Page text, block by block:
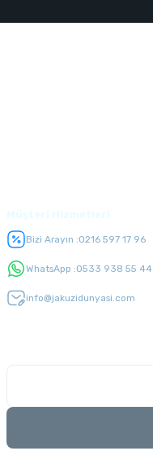
Bizi Arayın :0216 597 17 96
WhatsApp :0533 938 55 44
info@jakuzidunyasi.com